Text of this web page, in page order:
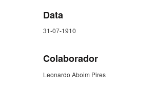
Data
31-07-1910
Colaborador
Leonardo Aboim Pires